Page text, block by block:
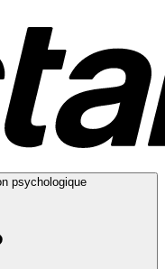
psychologique